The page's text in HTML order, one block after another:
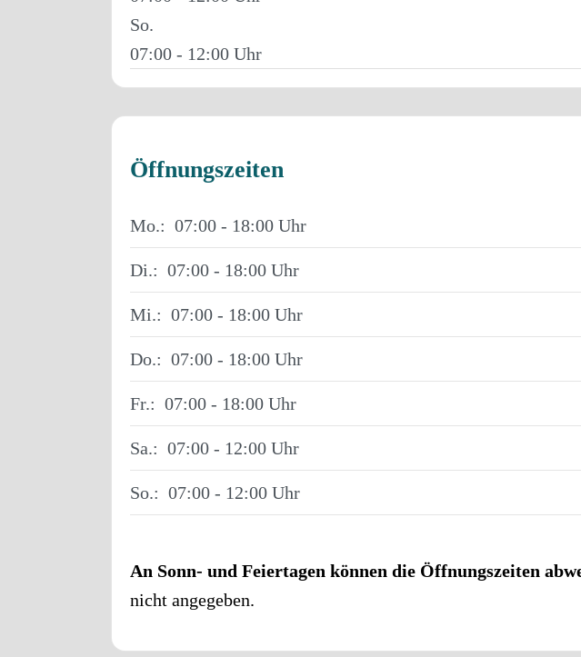
So.
07:00 - 12:00
Öffnungszeiten
Mo.: 07:00 - 18:00
Di.: 07:00 - 18:00
Mi.: 07:00 - 18:00
Do.: 07:00 - 18:00
Fr.: 07:00 - 18:00
Sa.: 07:00 - 12:00
So.: 07:00 - 12:00
An Sonn- und Feiertagen können die Öffnungszeiten
nicht angegeben.